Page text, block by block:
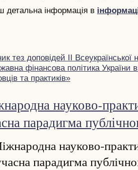
детальна інформація в
тез доповідей ІI Всеукраїнської
фінансова політика України
та практиків»
науково-
парадигма
науково-
парадигма